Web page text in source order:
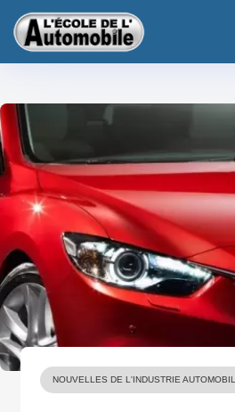
content
NOUVELLES DE L'INDUSTRIE